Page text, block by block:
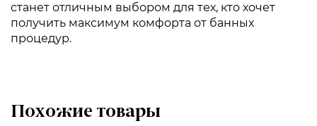
станет отличным выбором для тех, кто хочет
получить максимум комфорта от банных
процедур.
Похожие товары